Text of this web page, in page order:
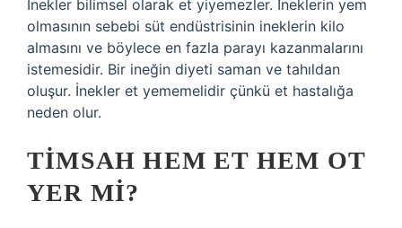
İnekler bilimsel olarak et yiyemezler. İneklerin yem
olmasının sebebi süt endüstrisinin ineklerin kilo
almasını ve böylece en fazla parayı kazanmalarını
istemesidir. Bir ineğin diyeti saman ve tahıldan
oluşur. İnekler et yememelidir çünkü et hastalığa
neden olur.
TIMSAH HEM ET HEM OT
YER MI?